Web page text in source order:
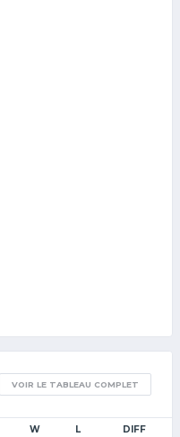
VOIR LE TABLEAU COMPLET
W L DIFF